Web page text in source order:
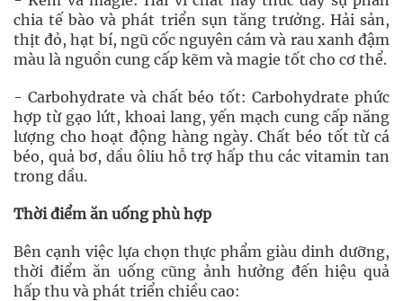
chia tế bào và phát triển sụn tăng trưởng. Hải sản,
thịt đỏ, hạt bí, ngũ cốc nguyên cám và rau xanh đậm
màu là nguồn cung cấp kẽm và magie tốt cho cơ thể.
- Carbohydrate và chất béo tốt: Carbohydrate phức
hợp từ gạo lứt, khoai lang, yến mạch cung cấp năng
lượng cho hoạt động hàng ngày. Chất béo tốt từ cá
béo, quả bơ, dầu ôliu hỗ trợ hấp thu các vitamin tan
trong dầu.
Thời điểm ăn uống phù hợp
Bên cạnh việc lựa chọn thực phẩm giàu dinh dưỡng,
thời điểm ăn uống cũng ảnh hưởng đến hiệu quả
hấp thu và phát triển chiều cao: